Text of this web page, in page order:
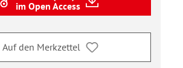
im Open Access
Auf den Merkzettel